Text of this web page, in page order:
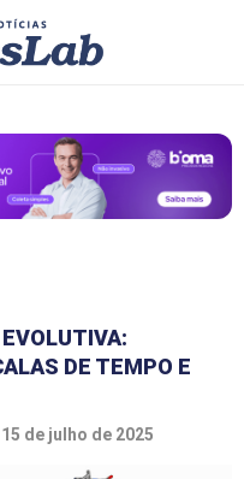
DE TEMPO E
15 de julho de 2025